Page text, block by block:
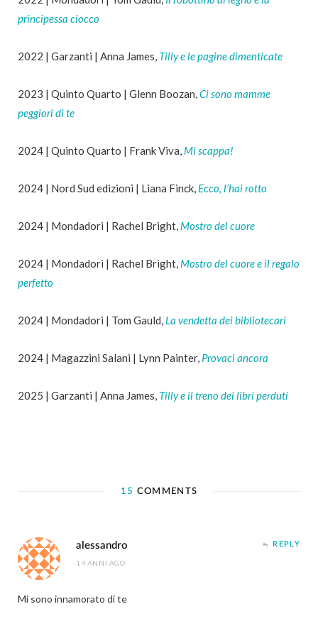
principessa ciocco
2022 | Garzanti | Anna James, Tilly e le pagine dimenticate
2023 | Quinto Quarto | Glenn Boozan,Ci sono mamme
peggiori di te
2024 | Quinto Quarto | Frank Viva, Mi scappa!
2024 | Nord Sud edizioni | Liana Finck, Ecco, l’hai rotto
2024 | Mondadori | Rachel Bright, Mostro del cuore
2024 | Mondadori | Rachel Bright, Mostro del cuore e il regalo
perfetto
2024 | Mondadori | Tom Gauld, La vendetta dei bibliotecari
2024 | Magazzini Salani | Lynn Painter, Provaci ancora
2025 | Garzanti | Anna James, Tilly e il treno dei libri perduti
15 COMMENTS
alessandro
14 ANNI AGO
REPLY
Mi sono innamorato di te